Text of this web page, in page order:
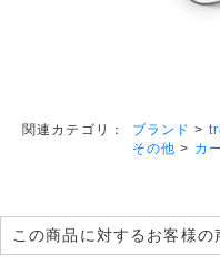
関連カテゴリ： ブランド >
その他 > カ
この商品に対するお客様の